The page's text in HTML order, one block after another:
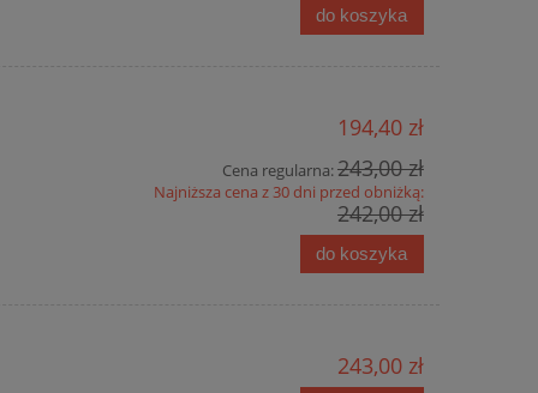
do koszyka
194,40 zł
Cena regularna:243,00 zł
Najniższa cena z 30 dni przed obniżką:
242,00 zł
do koszyka
243,00 zł